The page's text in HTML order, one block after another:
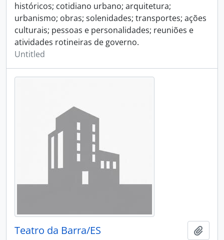
históricos; cotidiano urbano; arquitetura;
urbanismo; obras; solenidades; transportes; ações
culturais; pessoas e personalidades; reuniões e
atividades rotineiras de governo.
Untitled
Teatro da Barra/ES